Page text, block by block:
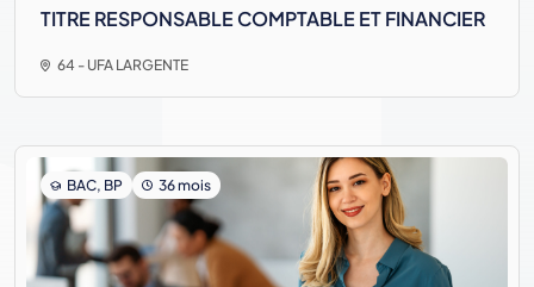
TITRE RESPONSABLE COMPTABLE ET FINANCIER
64 - UFA LARGENTE
BAC, BP 36 mois